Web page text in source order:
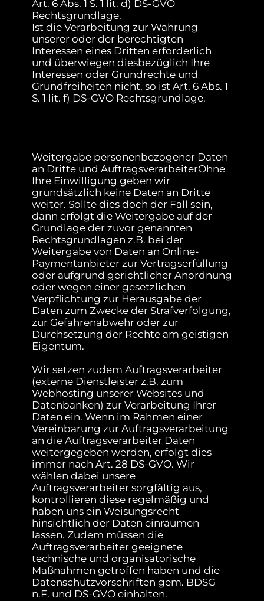
Art. 6 Abs. 1 S. 1 lit. d) DS-GVO
Rechtsgrundlage.
Ist die Verarbeitung zur Wahrung
unserer oder der berechtigten
Interessen eines Dritten erforderlich
und überwiegen diesbezüglich Ihre
Interessen oder Grundrechte und
Grundfreiheiten nicht, so ist Art. 6 Abs. 1
S. 1 lit. f) DS-GVO Rechtsgrundlage.
Weitergabe personenbezogener Daten
an Dritte und AuftragsverarbeiterOhne
Ihre Einwilligung geben wir
grundsätzlich keine Daten an Dritte
weiter. Sollte dies doch der Fall sein,
dann erfolgt die Weitergabe auf der
Grundlage der zuvor genannten
Rechtsgrundlagen z.B. bei der
Weitergabe von Daten an Online-
Paymentanbieter zur Vertragserfüllung
oder aufgrund gerichtlicher Anordnung
oder wegen einer gesetzlichen
Verpflichtung zur Herausgabe der
Daten zum Zwecke der Strafverfolgung,
zur Gefahrenabwehr oder zur
Durchsetzung der Rechte am geistigen
Eigentum.
Wir setzen zudem Auftragsverarbeiter
(externe Dienstleister z.B. zum
Webhosting unserer Websites und
Datenbanken) zur Verarbeitung Ihrer
Daten ein. Wenn im Rahmen einer
Vereinbarung zur Auftragsverarbeitung
an die Auftragsverarbeiter Daten
weitergegeben werden, erfolgt dies
immer nach Art. 28 DS-GVO. Wir
wählen dabei unsere
Auftragsverarbeiter sorgfältig aus,
kontrollieren diese regelmäßig und
haben uns ein Weisungsrecht
hinsichtlich der Daten einräumen
lassen. Zudem müssen die
Auftragsverarbeiter geeignete
technische und organisatorische
Maßnahmen getroffen haben und die
Datenschutzvorschriften gem. BDSG
n.F. und DS-GVO einhalten.